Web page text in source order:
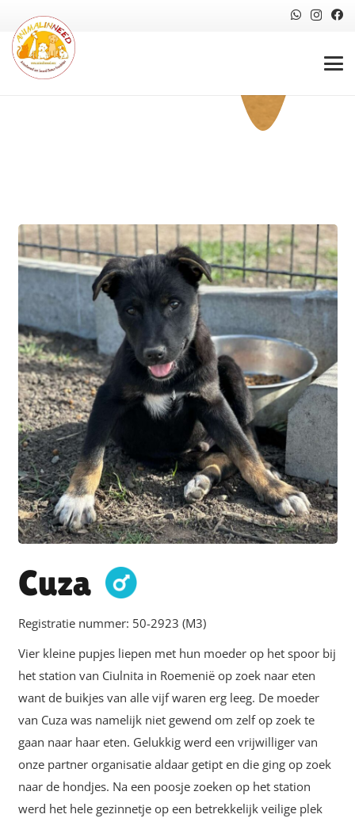
Cuza
Registratie nummer: 50-2923 (M3)
Vier kleine pupjes liepen met hun moeder op het spoor bij
het station van Ciulnita in Roemenië op zoek naar eten
want de buikjes van alle vijf waren erg leeg. De moeder
van Cuza was namelijk niet gewend om zelf op zoek te
gaan naar haar eten. Gelukkig werd een vrijwilliger van
onze partner organisatie aldaar getipt en die ging op zoek
naar de hondjes. Na een poosje zoeken op het station
werd het hele gezinnetje op een betrekkelijk veilige plek